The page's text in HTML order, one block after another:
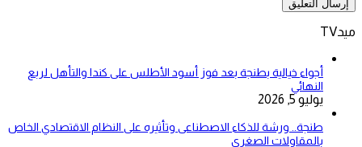
ميدTV
أجواء خيالية بطنجة بعد فوز أسود الأطلس على كندا والتأهل لربع
النهائي
يوليو 5, 2026
طنجة.. ورشة للذكاء الاصطناعى وتأثيره على النظام الاقتصادي الخاص
بالمقاولات الصغرى